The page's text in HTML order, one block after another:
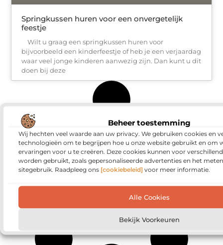
Beheer toestemming
Wij hechten veel waarde aan uw privacy. We gebruiken cookies en
technologieën om te begrijpen hoe u onze website gebruikt en om
ervaringen voor u te creëren. Deze cookies kunnen voor
worden gebruikt, zoals gepersonaliseerde advertenties en het
sitegebruik. Raadpleeg ons [cookiebeleid] voor meer informatie.
Alle Cookies
Bekijk Voorkeuren
Springkussen huren voor een onvergetelijk
feestje
Wilt u graag een springkussen huren voor
bijvoorbeeld een kinderfeestje of heb je een verjaardag
waar veel jonge kinderen aanwezig zijn. Dan kunt u dit
doen bij deze